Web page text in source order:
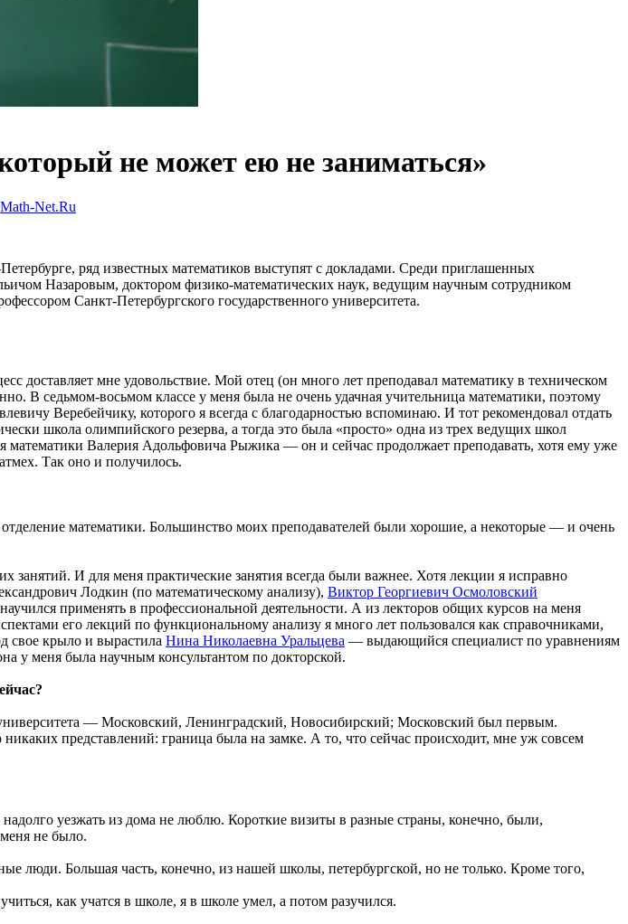
не может ею не заниматься»
Math-Net.Ru
ряд известных математиков выступят с докладами. Среди приглашенных
Назаровым, доктором физико-математических наук, ведущим научным сотрудником
Санкт-Петербургского государственного университета.
мне удовольствие. Мой отец (он много лет преподавал математику в техническом
В седьмом-восьмом классе у меня была не очень удачная учительница математики, поэтому
Веребейчику, которого я всегда с благодарностью вспоминаю. И тот рекомендовал отдать
школа олимпийского резерва, а тогда это была «просто» одна из трех ведущих школ
математики Валерия Адольфовича Рыжика — он и сейчас продолжает преподавать, хотя ему уже
Так оно и получилось.
математики. Большинство моих преподавателей были хорошие, а некоторые — и очень
занятий. И для меня практические занятия всегда были важнее. Хотя лекции я исправно
Лодкин (по математическому анализу), Виктор Георгиевич Осмоловский
применять в профессиональной деятельности. А из лекторов общих курсов на меня
его лекций по функциональному анализу я много лет пользовался как справочниками,
свое крыло и вырастила Нина Николаевна Уральцева — выдающийся специалист по уравнениям
у меня была научным консультантом по докторской.
— Московский, Ленинградский, Новосибирский; Московский был первым.
представлений: граница была на замке. А то, что сейчас происходит, мне уж совсем
уезжать из дома не люблю. Короткие визиты в разные страны, конечно, были,
не было.
люди. Большая часть, конечно, из нашей школы, петербургской, но не только. Кроме того,
как учатся в школе, я в школе умел, а потом разучился.